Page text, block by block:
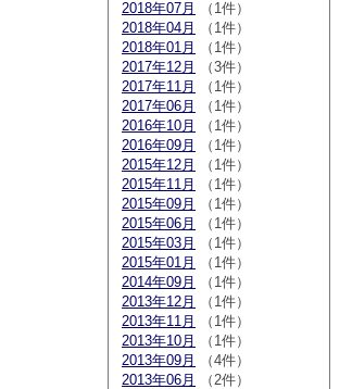
2018年07月
（1件）
2018年04月
（1件）
2018年01月
（1件）
2017年12月
（3件）
2017年11月
（1件）
2017年06月
（1件）
2016年10月
（1件）
2016年09月
（1件）
2015年12月
（1件）
2015年11月
（1件）
2015年09月
（1件）
2015年06月
（1件）
2015年03月
（1件）
2015年01月
（1件）
2014年09月
（1件）
2013年12月
（1件）
2013年11月
（1件）
2013年10月
（1件）
2013年09月
（4件）
2013年06月
（2件）